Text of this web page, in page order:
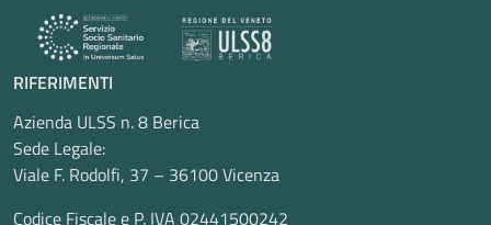
RIFERIMENTI
Azienda ULSS n. 8 Berica
Sede Legale:
Viale F. Rodolfi, 37 – 36100 Vicenza
Codice Fiscale e P. IVA 02441500242